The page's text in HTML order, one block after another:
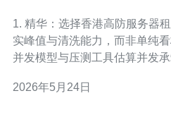
1. 精华：选择香港高防服务器
实峰值与清洗能力，而非单纯
并发模型与压测工具估算并发
署需关注机房ISP、延迟、丢包
2026年5月24日